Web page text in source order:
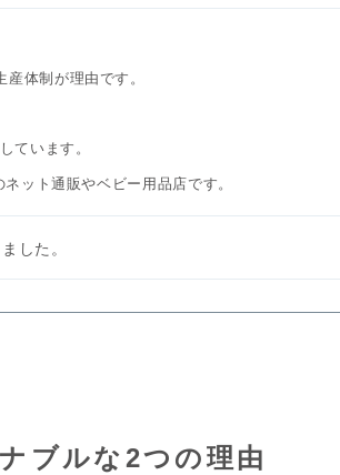
体制が理由です。
ています。
ット通販やベビー用品店です。
した。
ブルな2つの理由